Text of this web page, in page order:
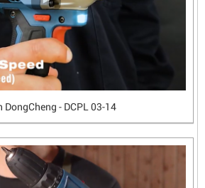
- DCPL 03-14